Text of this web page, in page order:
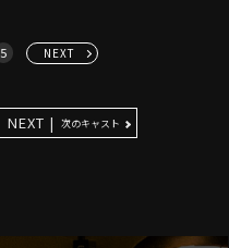
5 NEXT
NEXT | 次のキャスト